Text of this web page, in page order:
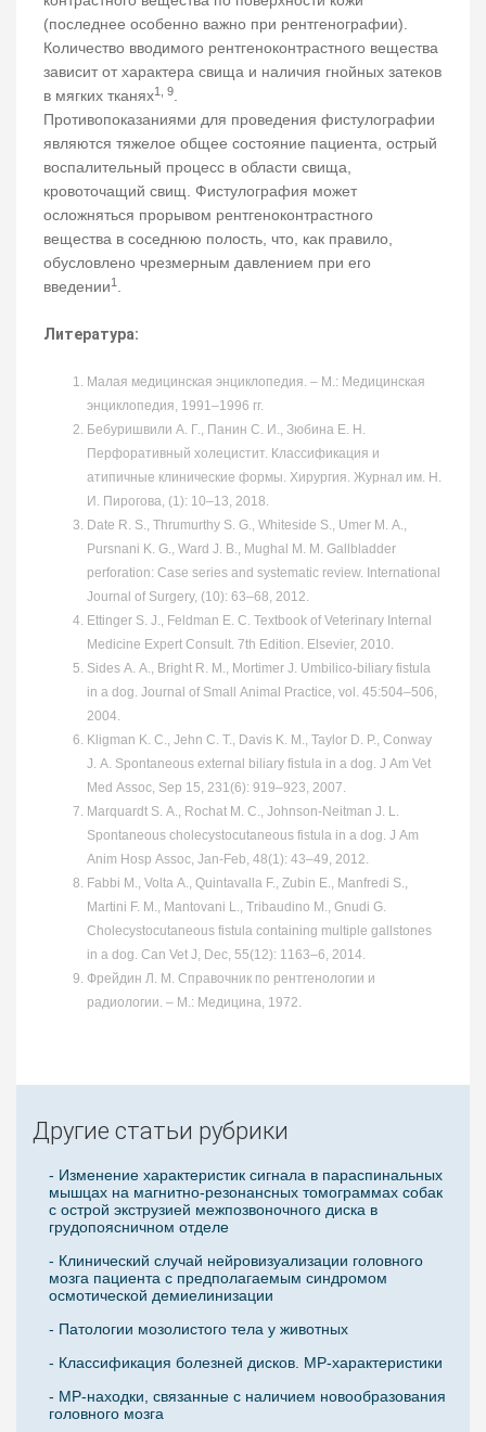
(последнее особенно важно при рентгенографии).
Количество вводимого рентгеноконтрастного вещества
зависит от характера свища и наличия гнойных затеков
в мягких тканях1, 9.
Противопоказаниями для проведения фистулографии
являются тяжелое общее состояние пациента, острый
воспалительный процесс в области свища,
кровоточащий свищ. Фистулография может
осложняться прорывом рентгеноконтрастного
вещества в соседнюю полость, что, как правило,
обусловлено чрезмерным давлением при его
введении1 .
Литература:
Малая медицинская энциклопедия. – М.: Медицинская
энциклопедия, 1991–1996 гг.
Бебуришвили А. Г., Панин С. И., Зюбина Е. Н.
Перфоративный холецистит. Классификация и
атипичные клинические формы. Хирургия. Журнал им. Н.
И. Пирогова, (1): 10–13, 2018.
Date R. S., Thrumurthy S. G., Whiteside S., Umer M. A.,
Pursnani K. G., Ward J. B., Mughal M. M. Gallbladder
perforation: Case series and systematic review. International
Journal of Surgery, (10): 63–68, 2012.
Ettinger S. J., Feldman E. C. Textbook of Veterinary Internal
Medicine Expert Consult. 7th Edition. Elsevier, 2010.
Sides A. A., Bright R. M., Mortimer J. Umbilico‐biliary fistula
in a dog. Journal of Small Animal Practice, vol. 45:504–506,
2004.
Kligman K. C., Jehn C. T., Davis K. M., Taylor D. P., Conway
J. A. Spontaneous external biliary fistula in a dog. J Am Vet
Med Assoc, Sep 15, 231(6): 919–923, 2007.
Marquardt S. A., Rochat M. C., Johnson-Neitman J. L.
Spontaneous cholecystocutaneous fistula in a dog. J Am
Anim Hosp Assoc, Jan-Feb, 48(1): 43–49, 2012.
Fabbi M., Volta A., Quintavalla F., Zubin E., Manfredi S.,
Martini F. M., Mantovani L., Tribaudino M., Gnudi G.
Cholecystocutaneous fistula containing multiple gallstones
in a dog. Can Vet J, Dec, 55(12): 1163–6, 2014.
Фрейдин Л. М. Справочник по рентгенологии и
радиологии. – М.: Медицина, 1972.
Другие статьи рубрики
- Изменение характеристик сигнала в параспинальных
мышцах на магнитно-резонансных томограммах собак
с острой экструзией межпозвоночного диска в
грудопоясничном отделе
- Клинический случай нейровизуализации головного
мозга пациента с предполагаемым синдромом
осмотической демиелинизации
- Патологии мозолистого тела у животных
- Классификация болезней дисков. МР-характеристики
- МР-находки, связанные с наличием новообразования
головного мозга